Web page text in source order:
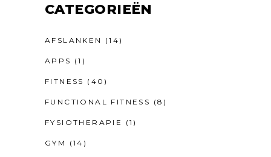
CATEGORIEËN
AFSLANKEN (14)
APPS (1)
FITNESS (40)
FUNCTIONAL FITNESS (8)
FYSIOTHERAPIE (1)
GYM (14)